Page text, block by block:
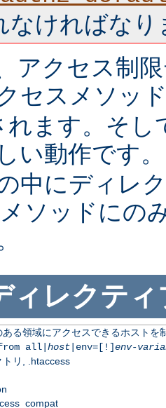
なければなり
アクセス制
セスメソッ
れます。そ
い動作です
中にディレ
ソッドにの
ィレクティ
ある領域にアクセスできるホストを
all| host|env=[!]env-
トリ, .htaccess